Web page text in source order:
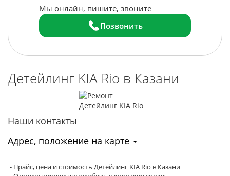
Мы онлайн, пишите, звоните
Позвонить
Детейлинг KIA Rio в Казани
Наши контакты
Адрес, положение на карте
- Прайс, цена и стоимость Детейлинг KIA Rio в Казани